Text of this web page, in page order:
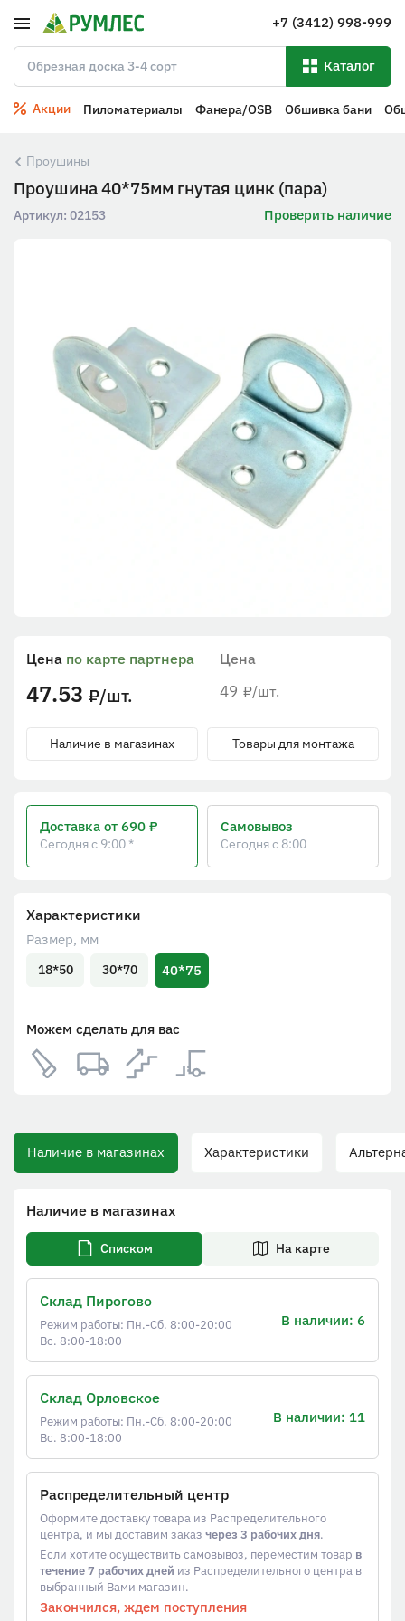
+7 (3412) 998-999
Каталог
Акции Пиломатериалы Фанера/OSB Обшивка бани
Проушины
Проушина 40*75мм гнутая цинк (пара)
Артикул: 02153 Проверить наличие
Характеристики
Размер, мм
18*50 30*70 40*75
Можем сделать для вас
Цена
49 ₽/шт.
Цена по карте партнера
47.53 ₽/шт.
Наличие в магазинах Товары для монтажа
Доставка от 690 ₽
Сегодня с 9:00 *
Самовывоз
Сегодня с 8:00
Наличие в магазинах Характеристики
Наличие в магазинах
Списком На карте
Склад Пирогово
Режим работы: Пн.-Сб. 8:00-20:00
Вс. 8:00-18:00
В наличии: 6
Склад Орловское
Режим работы: Пн.-Сб. 8:00-20:00
Вс. 8:00-18:00
В наличии: 11
Распределительный центр
Оформите доставку товара из Распределительного
центра, и мы доставим заказ через 3 рабочих дня.
Если хотите осуществить самовывоз, переместим товар в
течение 7 рабочих дней из Распределительного центра в
выбранный Вами магазин.
Закончился, ждем поступления